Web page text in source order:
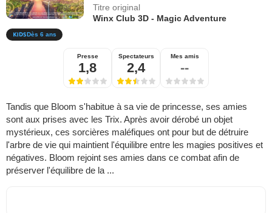
Titre original
Winx Club 3D - Magic Adventure
Dès 6 ans
Presse
1,8
Spectateurs
2,4
Mes amis
--
Tandis que Bloom s'habitue à sa vie de princesse, ses amies
sont aux prises avec les Trix. Après avoir dérobé un objet
mystérieux, ces sorcières maléfiques ont pour but de détruire
l'arbre de vie qui maintient l'équilibre entre les magies positives et
négatives. Bloom rejoint ses amies dans ce combat afin de
préserver l'équilibre de la ...